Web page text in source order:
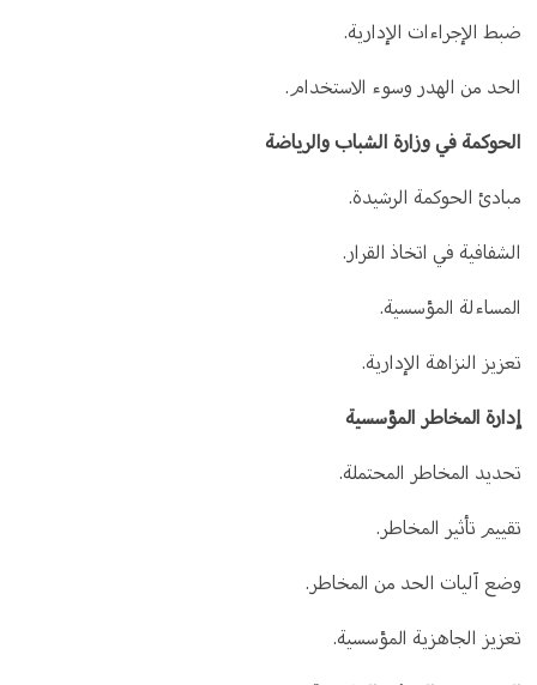
ضبط الإجراءات الإدارية.
الحد من الهدر وسوء الاستخدام.
الحوكمة في وزارة الشباب والرياضة
مبادئ الحوكمة الرشيدة.
الشفافية في اتخاذ القرار.
المساءلة المؤسسية.
تعزيز النزاهة الإدارية.
إدارة المخاطر المؤسسية
تحديد المخاطر المحتملة.
تقييم تأثير المخاطر.
وضع آليات الحد من المخاطر.
تعزيز الجاهزية المؤسسية.